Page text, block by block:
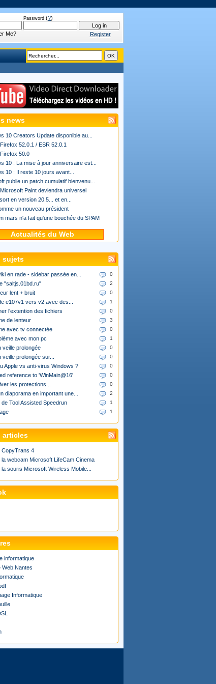
Password (?)
Me? Register
news
10 Creators Update disponible au...
52.0.1 / ESR 52.0.1
50.0
10 : La mise à jour anniversaire est...
10 : Il reste 10 jours avant...
publie un patch cumulatif bienvenu...
Paint deviendra universel
en version 20.5... et en...
un nouveau président
mars n'a fait qu'une bouchée du SPAM
Actualités du Web
sujets
0
en rade - sidebar passée en...
2
"saltjs.01bd.ru"
0
lent + bruit
1
e107v1 vers v2 avec des...
0
l'extention des fichiers
3
de lenteur
0
avec tv connectée
1
avec mon pc
0
veille prolongée
0
veille prolongée sur...
0
Apple vs anti-virus Windows ?
0
reference to 'WinMain@16'
0
les protections...
2
diaporama en important une...
1
de Tool Assisted Speedrun
1
articles
CopyTrans 4
la webcam Microsoft LifeCam Cinema
souris Microsoft Wireless Mobile...
informatique
Web Nantes
Informatique